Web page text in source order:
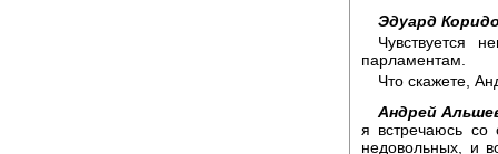
Эдуард
Чувствуется
парламентам.
Что скажете,
Андрей
я встречаюсь со
недовольных, и